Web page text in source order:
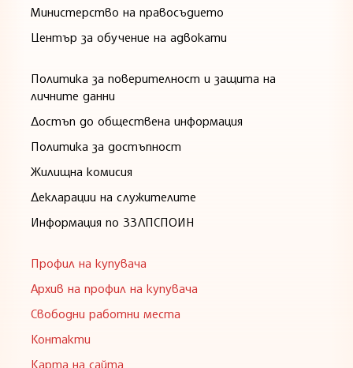
Министерство на правосъдието
Център за обучение на адвокати
Политика за поверителност и защита на
личните данни
Достъп до обществена информация
Политика за достъпност
Жилищна комисия
Декларации на служителите
Информация по ЗЗЛПСПОИН
Профил на купувача
Архив на профил на купувача
Свободни работни места
Контакти
Карта на сайта